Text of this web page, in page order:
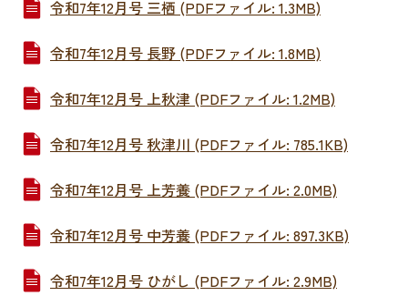
令和7年12月号 三栖 (PDFファイル: 1.3MB)
令和7年12月号 長野 (PDFファイル: 1.8MB)
令和7年12月号 上秋津 (PDFファイル: 1.2MB)
令和7年12月号 秋津川 (PDFファイル: 785.1KB)
令和7年12月号 上芳養 (PDFファイル: 2.0MB)
令和7年12月号 中芳養 (PDFファイル: 897.3KB)
令和7年12月号 ひがし (PDFファイル: 2.9MB)